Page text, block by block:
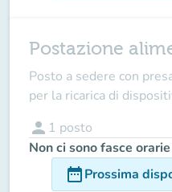
Postazione
Posto a sedere con
per la ricarica di
person 1 posto
Non ci sono fasce
date_rangeProssima